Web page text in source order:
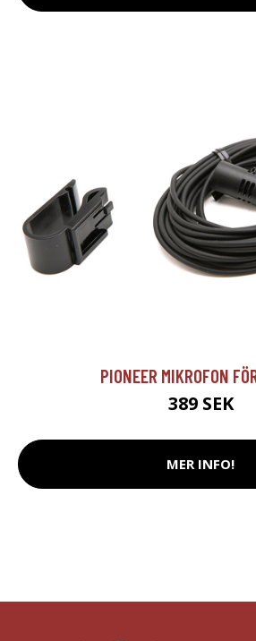
PIONEER MIKROFON
389 SEK
MER INFO!